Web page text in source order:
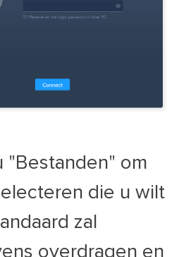
"Bestanden" om
die u wilt
zal
overdragen en